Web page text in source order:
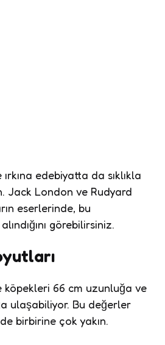
edebiyatta da sıklıkla
Jack London ve Rudyard
eserlerinde, bu
görebilirsiniz.
66 cm uzunluğa ve
ulaşabiliyor. Bu değerler
birbirine çok yakın.